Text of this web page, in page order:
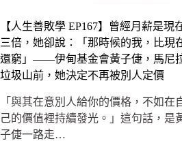
【人生善敗學 EP167】曾經月薪是現
三倍，她卻說：「那時候的我，比現
還窮」——伊甸基金會黃子倢，馬尼
垃圾山前，她決定不再被別人定價
「與其在意別人給你的價格，不如在
己的價值裡持續發光。」這句話，是
子倢一路走…